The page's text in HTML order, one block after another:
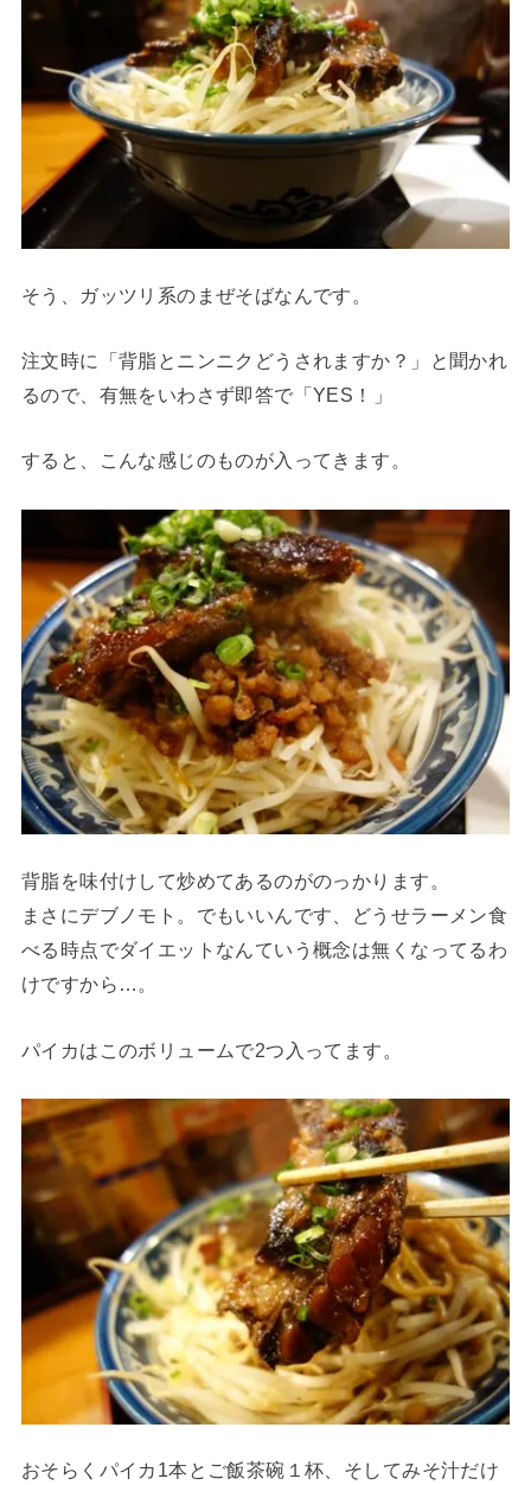
そう、ガッツリ系のまぜそばなんです。
注文時に「背脂とニンニクどうされますか？」と聞かれ
るので、有無をいわさず即答で「YES！」
すると、こんな感じのものが入ってきます。
背脂を味付けして炒めてあるのがのっかります。
まさにデブノモト。でもいいんです、どうせラーメン食
べる時点でダイエットなんていう概念は無くなってるわ
けですから…。
パイカはこのボリュームで2つ入ってます。
おそらくパイカ1本とご飯茶碗１杯、そしてみそ汁だけ